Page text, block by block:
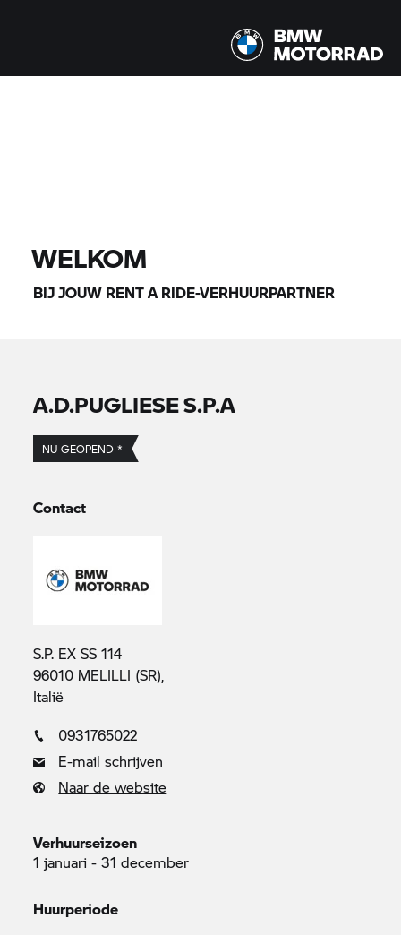
WELKOM
BIJ JOUW RENT A RIDE-VERHUURPARTNER
A.D.PUGLIESE S.P.A
NU GEOPEND *
Contact
S.P. EX SS 114
96010 MELILLI (SR),
Italië
0931765022
E-mail schrijven
Naar de website
Verhuurseizoen
1 januari - 31 december
Huurperiode